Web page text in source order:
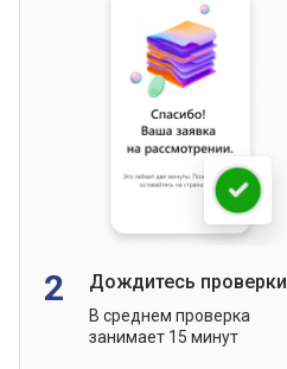
2 Дождитесь проверки
В среднем проверка
занимает 15 минут